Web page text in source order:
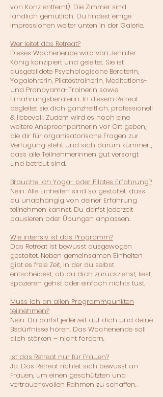
von Konz entfernt). Die Zimmer sind
ländlich gemütlich. Du findest einige
Impressionen weiter unten in der Galerie.
Wer leitet das Retreat?
Dieses Wochenende wird von Jennifer
König konzipiert und geleitet. Sie ist
ausgebildete Psychologische Beraterin,
Yogalehrerin, Pilatestrainerin, Meditations-
und Pranayama-Trainerin sowie
Ernährungsberaterin. In diesem Retreat
begleitet sie dich ganzheitlich, professionell
& liebevoll. Zudem wird es noch eine
weitere Ansprechpartnerin vor Ort geben,
die dir für organisatorische Fragen zur
Verfügung steht und sich darum kümmert,
dass alle Teilnehmerinnen gut versorgt
und betreut sind.
Brauche ich Yoga- oder Pilates Erfahrung?
Nein. Alle Einheiten sind so gestaltet, dass
du unabhängig von deiner Erfahrung
teilnehmen kannst. Du darfst jederzeit
pausieren oder Übungen anpassen.
Wie intensiv ist das Programm?
Das Retreat ist bewusst ausgewogen
gestaltet. Neben gemeinsamen Einheiten
gibt es freie Zeit, in der du selbst
entscheidest, ob du dich zurückziehst, liest,
spazieren gehst oder einfach nichts tust.
Muss ich an allen Programmpunkten
teilnehmen?
Nein. Du darfst jederzeit auf dich und deine
Bedürfnisse hören. Das Wochenende soll
dich stärken – nicht fordern.
Ist das Retreat nur für Frauen?
Ja. Das Retreat richtet sich bewusst an
Frauen, um einen geschützten und
vertrauensvollen Rahmen zu schaffen.